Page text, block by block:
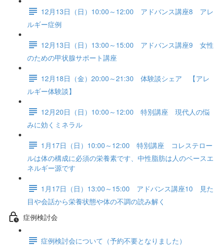
12月13日（日）10:00～12:00 アドバンス講座8 アレ
ルギー症例
12月13日（日）13:00～15:00 アドバンス講座9 女性
のための甲状腺サポート講座
12月18日（金）20:00～21:30 体験談シェア 【アレ
ルギー体験談】
12月20日（日）10:00～12:00 特別講座 現代人の悩
みに効くミネラル
1月17日（日）10:00～12:00 特別講座 コレステロー
ルは体の構成に必須の栄養素です、中性脂肪は人のベースエ
ネルギー源です
1月17日（日）13:00～15:00 アドバンス講座10 見た
目や会話から栄養状態や体の不調の読み解く
症例検討会
症例検討会について（予約不要となりました）